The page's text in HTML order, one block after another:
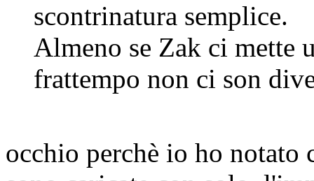
scontrinatura semplice.
Almeno se Zak ci mette
frattempo non ci son
occhio perchè io ho